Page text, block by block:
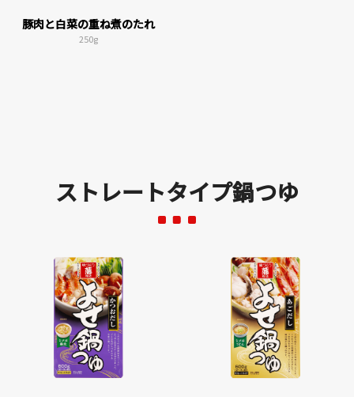
豚肉と白菜の重ね煮のたれ
250g
ストレートタイプ鍋つゆ